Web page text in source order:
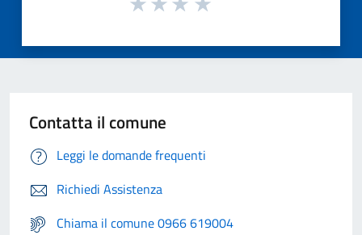
Contatta il comune
Leggi le domande frequenti
Richiedi Assistenza
Chiama il comune 0966 619004